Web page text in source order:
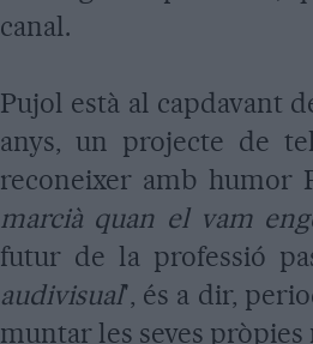
canal.
Pujol està al capdavant
anys, un projecte de
reconeixer amb humor
marcià quan el vam
futur de la professió
audivisual', és a dir,
muntar les seves pròpies